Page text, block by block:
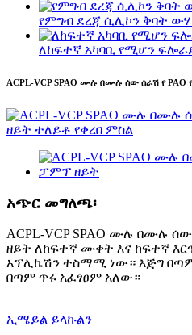
የምግብ ደረጃ ሲሊኮን ቅባት
ለከፍተኛ አካባቢ የሚሆን
ACPL-VCP SPAO ሙሉ በሙሉ ሰው ሰራሽ የ
አጭር መግለጫ፡
ACPL-VCP SPAO ሙሉ በሙሉ
ዘይት ለከፍተኛ ሙቀት እና ከፍተኛ
አፕሊኬሽን ተስማሚ ነው። እጅግ በጣም
በጣም ጥሩ አፈፃፀም አለው።
ኢሜይል ይላኩልን